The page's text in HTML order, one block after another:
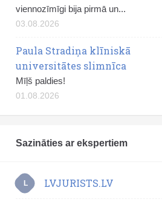
viennozīmīgi bija pirmā un...
03.08.2026
Paula Stradiņa klīniskā
universitātes slimnīca
Mīļš paldies!
01.08.2026
Sazināties ar ekspertiem
L LVJURISTS.LV